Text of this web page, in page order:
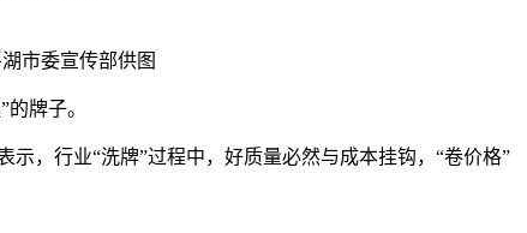
市委宣传部供图
牌子。
，行业“洗牌”过程中，好质量必然与成本挂钩，“卷价格”